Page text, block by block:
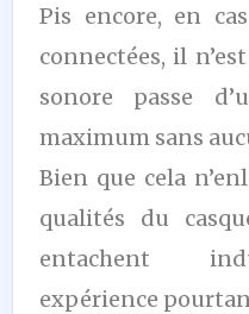
Pis encore, en
connectées, il
sonore passe
maximum sans
Bien que cela
qualités du
entachent
expérience